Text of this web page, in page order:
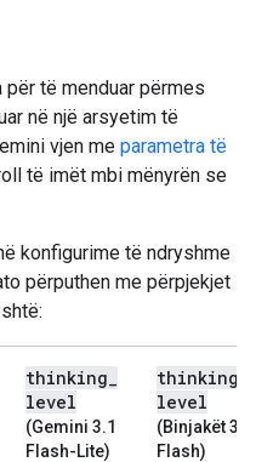
për të menduar përmes
në një arsyetim të
vjen me parametra të
të imët mbi mënyrën se
konfigurime të ndryshme
përputhen me përpjekjet
thinking
level
(Gemini 3.1
Flash-Lite)
thinking
level
(Binjakët 3
Flash)